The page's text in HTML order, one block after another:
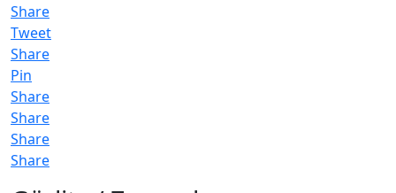
Share
Tweet
Share
Pin
Share
Share
Share
Share